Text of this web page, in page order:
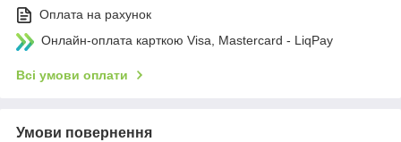
Оплата на рахунок
Онлайн-оплата карткою Visa, Mastercard - LiqPay
Всі умови оплати
Умови повернення